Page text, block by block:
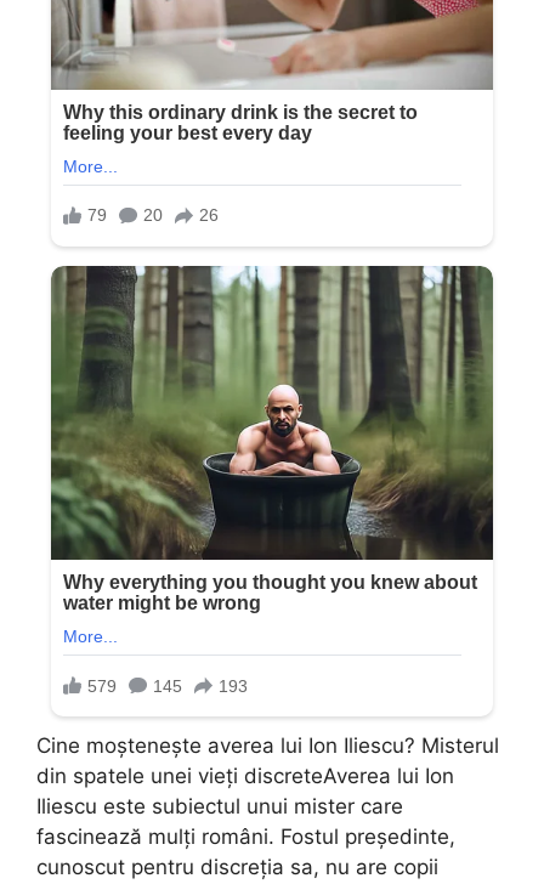
Cine moşteneşte averea lui Ion Iliescu? Misterul
din spatele unei vieţi discreteAverea lui Ion
Iliescu este subiectul unui mister care
fascinează mulți români. Fostul președinte,
cunoscut pentru discreția sa, nu are copii